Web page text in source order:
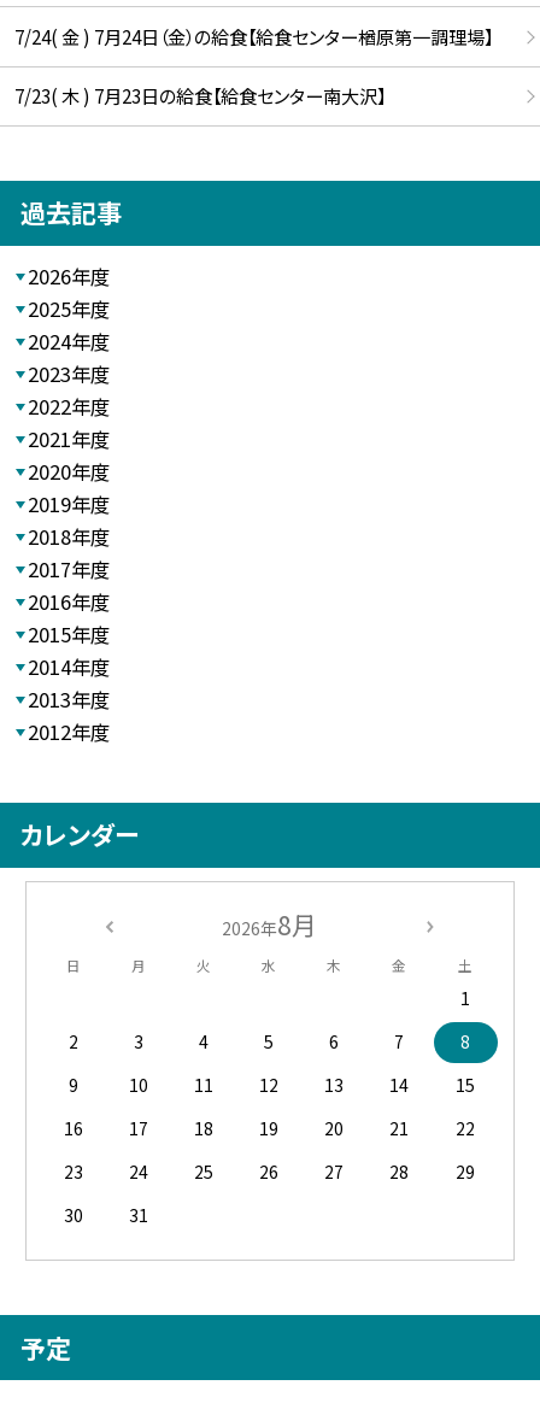
7/24( 金 ) 7月24日（金）の給食【給食センター楢原第一調理場】
7/23( 木 ) 7月23日の給食【給食センター南大沢】
過去記事
2026年度
2025年度
2024年度
2023年度
2022年度
2021年度
2020年度
2019年度
2018年度
2017年度
2016年度
2015年度
2014年度
2013年度
2012年度
カレンダー
2026年8月
日 月 火 水 木 金 土
1
2
3 4 5 6 7
8
9
10 11 12 13 14
15
16
17 18 19 20 21
22
23
24 25 26 27 28
29
30
31
予定